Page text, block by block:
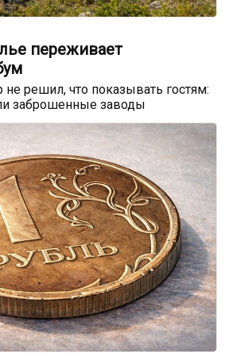
переживает
не решил, что показывать гостям:
заброшенные заводы